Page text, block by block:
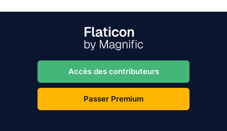
Accès des contributeurs
Passer Premium